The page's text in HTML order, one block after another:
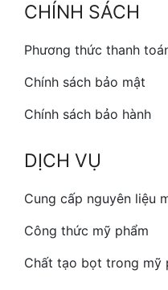
CHÍNH SÁCH
Phương thức thanh
Chính sách bảo mật
Chính sách bảo hành
DỊCH VỤ
Cung cấp nguyên liệu
Công thức mỹ phẩm
Chất tạo bọt trong mỹ